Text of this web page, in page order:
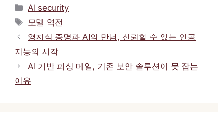
카
테
리
AI security
태
그
모델 역전
영지식 증명과 AI의 만남, 신뢰할 수 있는 인공
지능의 시작
AI 기반 피싱 메일, 기존 보안 솔루션이 못 잡는
이유